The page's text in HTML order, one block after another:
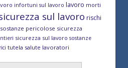
infortuni sul lavoro lavoro morti
sul lavoro rischi
pericolose sicurezza
sicurezza sul lavoro sostanze
tutela salute lavoratori